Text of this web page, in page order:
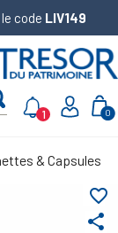
code LIV149
0
1
& Capsules
share
favorite_border